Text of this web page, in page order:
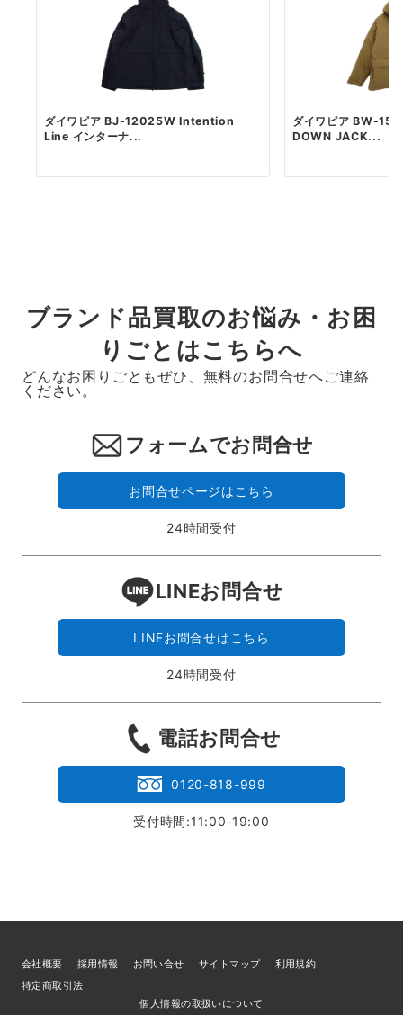
ダイワピア BJ-12025W Intention
Line インターナ...
ダイワピア BW-
DOWN JACK...
ブランド品買取のお悩み・お困
りごとはこちらへ
どんなお困りごともぜひ、無料のお問合せへご連絡
ください。
フォームでお問合せ
お問合せページはこちら
24時間受付
LINEお問合せ
LINEお問合せはこちら
24時間受付
電話お問合せ
0120-818-999
受付時間:11:00-19:00
会社概要 採用情報 お問い合せ サイトマップ
利用規約
特定商取引法
個人情報の取扱いについて